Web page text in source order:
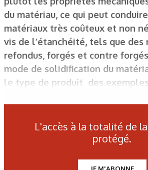
du matériau, ce qui peut
matériaux très coûteux et non
vis de l’étanchéité, tels que des
refondus, forgés et contre
mode de solidification du
le type de produit des
minimum d’avarie lors des tests
Figure 1 : Principe de la
L'accès à la totalité de
protégé.